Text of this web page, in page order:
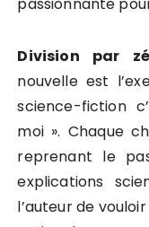
Division par
nouvelle est
science-fiction
moi ». Chaque
reprenant le
explications
l’auteur de